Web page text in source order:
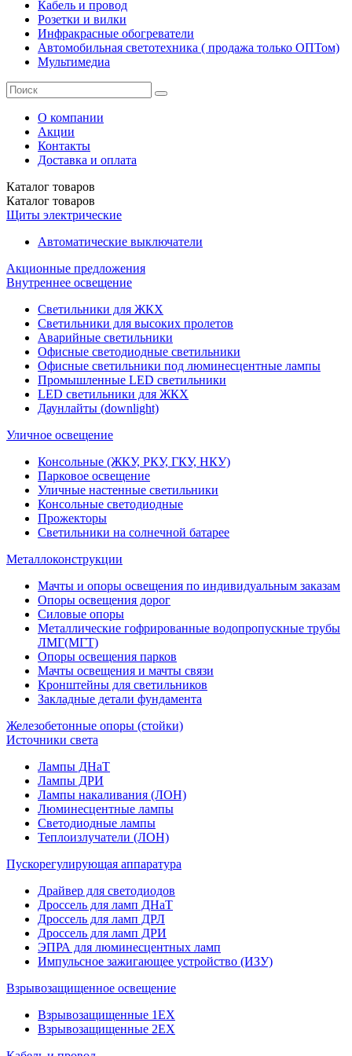
Кабель и провод
Розетки и вилки
Инфракрасные обогреватели
Автомобильная светотехника ( продажа только ОПТом)
Мультимедиа
О компании
Акции
Контакты
Доставка и оплата
Каталог товаров
Каталог товаров
Щиты электрические
Автоматические выключатели
Акционные предложения
Внутреннее освещение
Светильники для ЖКХ
Светильники для высоких пролетов
Аварийные светильники
Офисные светодиодные светильники
Офисные светильники под люминесцентные лампы
Промышленные LED светильники
LED светильники для ЖКХ
Даунлайты (downlight)
Уличное освещение
Консольные (ЖКУ, РКУ, ГКУ, НКУ)
Парковое освещение
Уличные настенные светильники
Консольные светодиодные
Прожекторы
Светильники на солнечной батарее
Металлоконструкции
Мачты и опоры освещения по индивидуальным заказам
Опоры освещения дорог
Силовые опоры
Металлические гофрированные водопропускные трубы
ЛМГ(МГТ)
Опоры освещения парков
Мачты освещения и мачты связи
Кронштейны для светильников
Закладные детали фундамента
Железобетонные опоры (стойки)
Источники света
Лампы ДНаТ
Лампы ДРИ
Лампы накаливания (ЛОН)
Люминесцентные лампы
Светодиодные лампы
Теплоизлучатели (ЛОН)
Пускорегулирующая аппаратура
Драйвер для светодиодов
Дроссель для ламп ДНаТ
Дроссель для ламп ДРЛ
Дроссель для ламп ДРИ
ЭПРА для люминесцентных ламп
Импульсное зажигающее устройство (ИЗУ)
Взрывозащищенное освещение
Взрывозащищенные 1ЕХ
Взрывозащищенные 2ЕХ